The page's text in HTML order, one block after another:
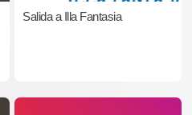
Salida a Illa Fantasia